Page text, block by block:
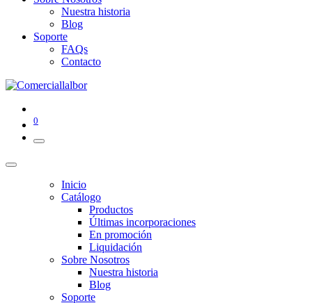
Nuestra historia
Blog
Soporte
FAQs
Contacto
0
Inicio
Catálogo
Productos
Últimas incorporaciones
En promoción
Liquidación
Sobre Nosotros
Nuestra historia
Blog
Soporte